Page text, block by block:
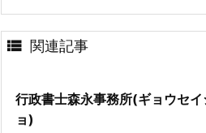
 関連記事
行政書士森永事務所(ギョウセ
ョ)